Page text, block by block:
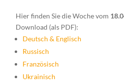
Hier finden Sie die Woche vom
Download (als PDF):
Deutsch & Englisch
Russisch
Französisch
Ukrainisch